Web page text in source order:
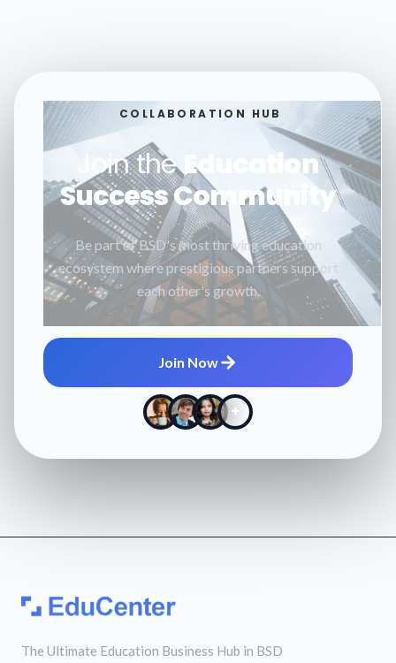
COLLABORATION HUB
Join theEducation
Success Community
Be part of BSD's most thriving education
ecosystem where prestigious partners support
each other's growth.
Join Now
+
The Ultimate Education Business Hub in BSD